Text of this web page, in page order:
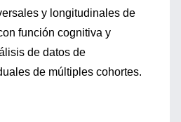
y longitudinales de
función cognitiva y
de datos de
de múltiples cohortes.